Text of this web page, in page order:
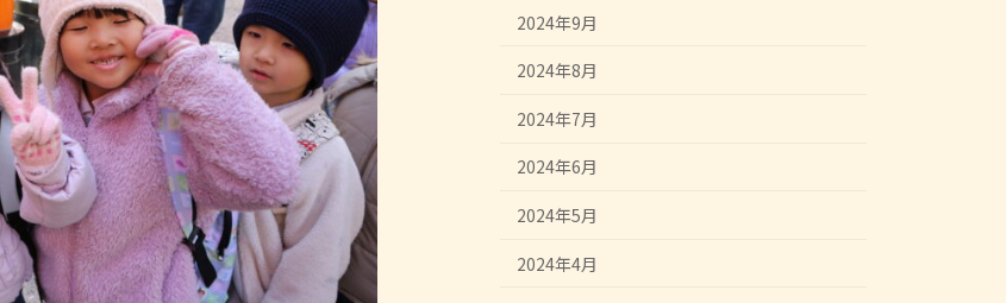
2024年9月
2024年8月
2024年7月
2024年6月
2024年5月
2024年4月